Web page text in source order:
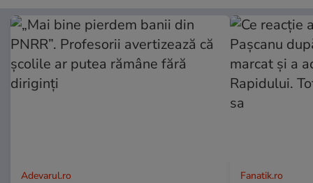
Adevarul.ro Fanatik.ro